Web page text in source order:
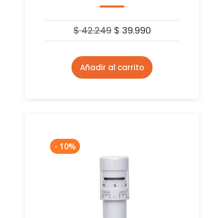
$42.249 $ 39.990
Añadir al carrito
- 10%